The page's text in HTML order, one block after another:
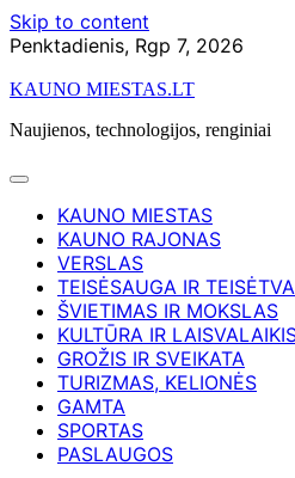
Skip to content
Penktadienis, Rgp 7, 2026
KAUNO MIESTAS.LT
Naujienos, technologijos, renginiai
KAUNO MIESTAS
KAUNO RAJONAS
VERSLAS
TEISĖSAUGA IR
ŠVIETIMAS IR MOKSLAS
KULTŪRA IR
GROŽIS IR SVEIKATA
TURIZMAS, KELIONĖS
GAMTA
SPORTAS
PASLAUGOS